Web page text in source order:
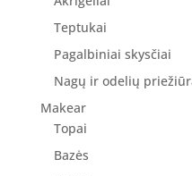
Teptukai
Pagalbiniai skysčiai
Nagų ir odelių
Makear
Topai
Bazės